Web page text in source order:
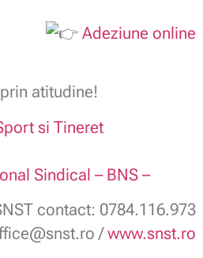
Adeziune online
atitudine!
si Tineret
Sindical – BNS –
contact: 0784.116.973
/www.snst.ro